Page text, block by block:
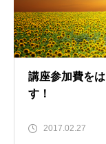
講座参加費を
す！
2017.02.27